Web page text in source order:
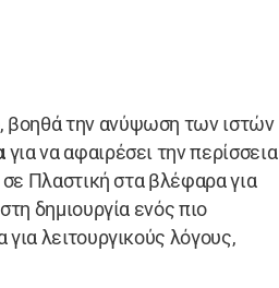
, βοηθά την ανύψωση των ιστών
για να αφαιρέσει την περίσσεια
Πλαστική στα βλέφαρα για
δημιουργία ενός πιο
λειτουργικούς λόγους,